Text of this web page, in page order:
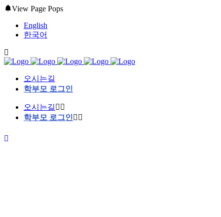
View Page Pops
English
한국어
오시는길
학부모 로그인
오시는길
학부모 로그인